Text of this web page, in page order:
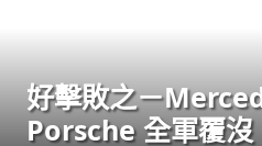
好擊敗之－
Porsche 全軍覆沒